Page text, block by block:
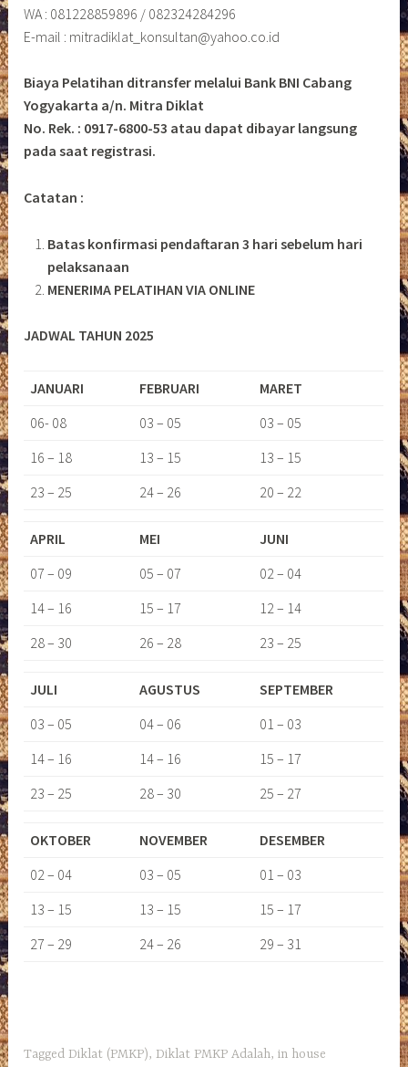
WA : 081228859896 / 082324284296
E-mail : mitradiklat_konsultan@yahoo.co.id
Biaya Pelatihan ditransfer melalui Bank BNI Cabang
Yogyakarta a/n. Mitra Diklat
No. Rek. : 0917-6800-53 atau dapat dibayar langsung
pada saat registrasi.
Catatan :
Batas konfirmasi pendaftaran 3 hari sebelum hari
pelaksanaan
MENERIMA PELATIHAN VIA ONLINE
JADWAL TAHUN 2025
JANUARI FEBRUARI
MARET
06- 08
03 – 05
03 – 05
16 – 18
13 – 15
13 – 15
23 – 25
24 – 26 20 – 22
APRIL MEI
JUNI
07 – 09
05 – 07
02 – 04
14 – 16
15 – 17
12 – 14
28 – 30
26 – 28 23 – 25
JULI AGUSTUS
SEPTEMBER
03 – 05
04 – 06
01 – 03
14 – 16
14 – 16
15 – 17
23 – 25
28 – 30 25 – 27
OKTOBER NOVEMBER
DESEMBER
02 – 04
03 – 05
01 – 03
13 – 15
13 – 15
15 – 17
27 – 29
24 – 26 29 – 31
TaggedDiklat (PMKP),Diklat PMKP Adalah,in house